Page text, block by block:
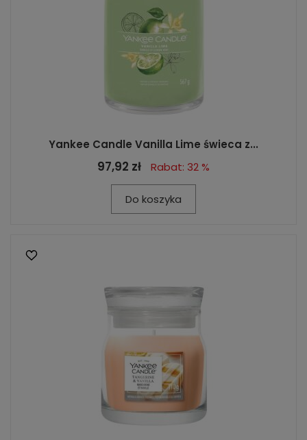
Yankee Candle Vanilla Lime świeca z...
97,92 zł Rabat: 32 %
Do koszyka